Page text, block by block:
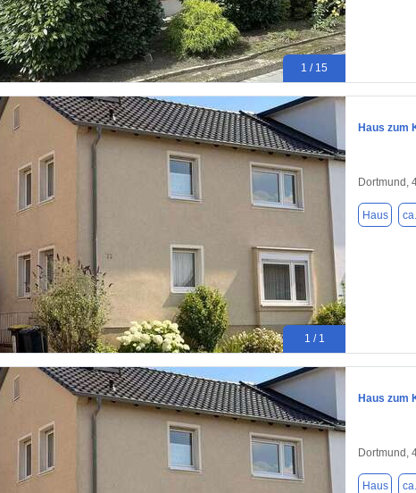
1 / 15
1 / 1
Haus zum
Dortmund,
Haus
Haus zum
Dortmund,
Haus